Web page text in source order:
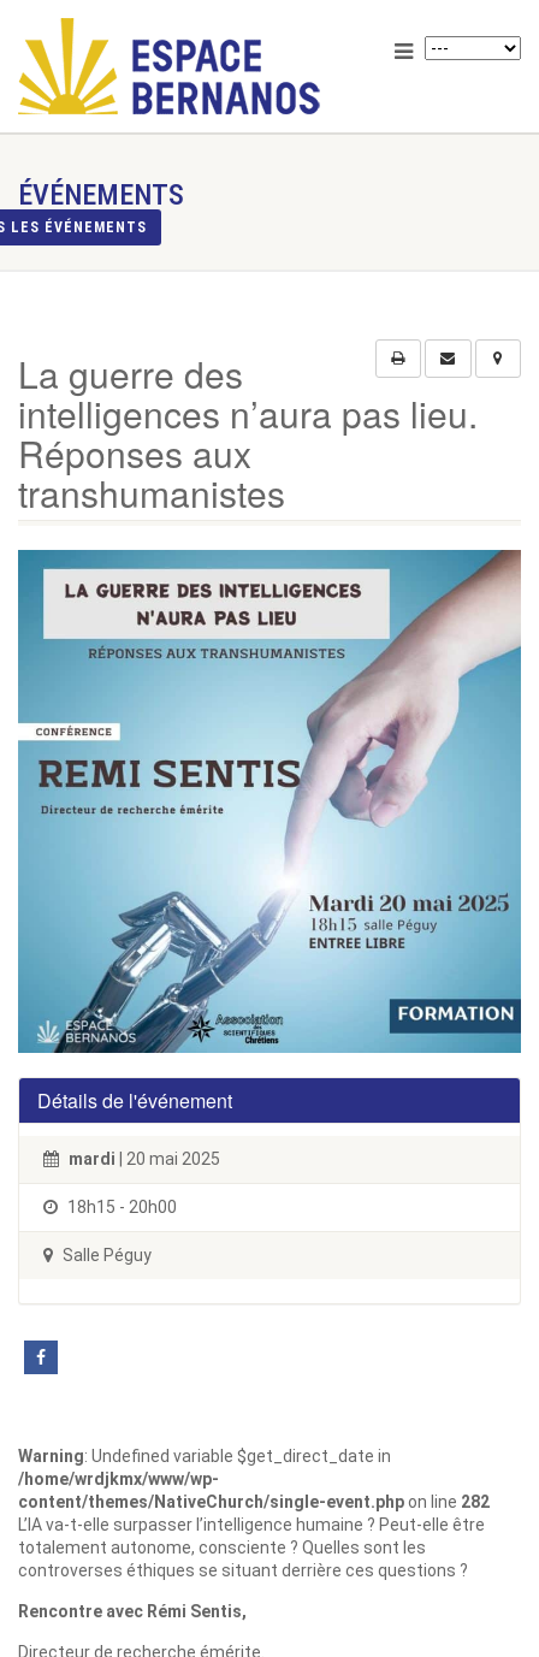
ÉVÉNEMENTS
LES ÉVÉNEMENTS
La guerre des
intelligences n’aura pas lieu.
Réponses aux
transhumanistes
Détails de l'événement
mardi | 20 mai 2025
18h15 - 20h00
Salle Péguy
Warning: Undefined variable $get_direct_date in
/home/wrdjkmx/www/wp-
content/themes/NativeChurch/single-event.phpon line 282
L’IA va-t-elle surpasser l’intelligence humaine ? Peut-elle être
totalement autonome, consciente ? Quelles sont les
controverses éthiques se situant derrière ces questions ?
Rencontre avec Rémi Sentis,
Directeur de recherche émérite.